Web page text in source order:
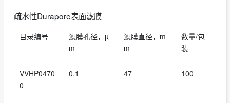
疏水性Durapore表面滤膜
目录编号
滤膜孔径，µ
m
滤膜直径，m
m
数量/包
装
VVHP0470
0
0.1 47 100